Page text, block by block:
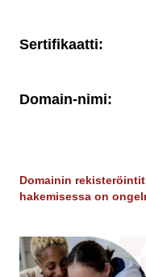
Sertifikaatti:
Domain-nimi:
Domainin
hakemisessa on